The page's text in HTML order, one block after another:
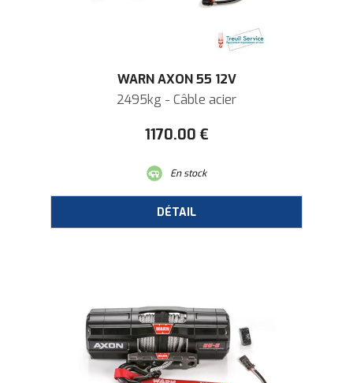
WARN AXON 55 12V
2495kg - Câble acier
1170.00 €
En stock